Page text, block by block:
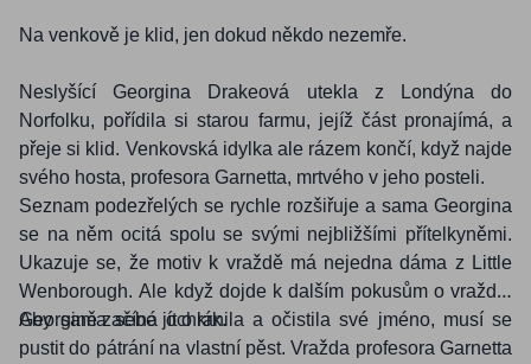
Na venkově je klid, jen dokud někdo nezemře.
Neslyšící Georgina Drakeová utekla z Londýna do
Norfolku, pořídila si starou farmu, jejíž část pronajímá, a
přeje si klid. Venkovská idylka ale rázem končí, když najde
svého hosta, profesora Garnetta, mrtvého v jeho posteli.
Seznam podezřelých se rychle rozšiřuje a sama Georgina
se na něm ocitá spolu se svými nejbližšími přítelkyněmi.
Ukazuje se, že motiv k vraždě má nejedna dáma z Little
Wenborough. Ale když dojde k dalším pokusům o vraždu,
Georgině začíná jít o krk.
Aby sama sebe ochránila a očistila své jméno, musí se
pustit do pátrání na vlastní pěst. Vražda profesora Garnetta